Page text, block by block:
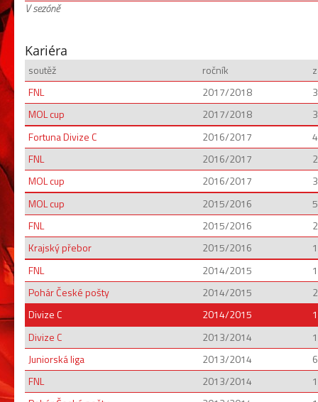
V sezóně
Kariéra
soutěž ročník
FNL
2017/2018
MOL cup
2017/2018
3
Fortuna Divize C
2016/2017
4
FNL
2016/2017
MOL cup
2016/2017
3
MOL cup
2015/2016
5
FNL
2015/2016
Krajský přebor
2015/2016
1
FNL
2014/2015
Pohár České pošty
2014/2015
2
Divize C
2014/2015
Divize C
2013/2014
Juniorská liga
2013/2014
6
FNL
2013/2014